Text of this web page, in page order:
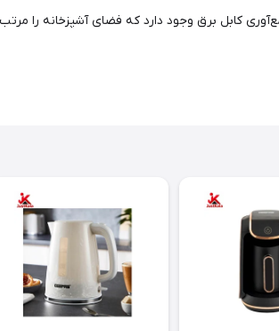
کابل برق وجود دارد که فضای آشپزخانه را